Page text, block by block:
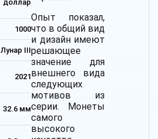
доллар
1000
Лунар III
2021
32.6 мм
Опыт показал,
что в общий вид
и дизайн имеют
решающее
значение для
внешнего вида
следующих
мотивов из
серии. Монеты
самого
высокого